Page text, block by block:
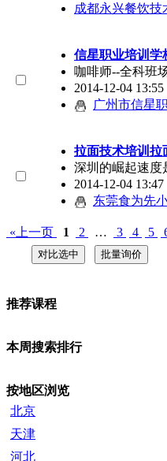
成都永兴餐饮技
信星职业培训学
咖啡师--全科班
2014-12-04 13:55
广州市信星
拉面技术培训拉
深圳的崛起速度
2014-12-04 13:47
东莞食为先
«上一页 1 2 … 3 4 5
推荐课程
本周搜索排行
按地区浏览
北京
天津
河北